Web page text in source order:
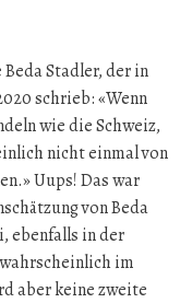
Stadler, der in
schrieb: «Wenn
wie die Schweiz,
nicht einmal von
Uups! Das war
von Beda
ebenfalls in der
im
aber keine zweite